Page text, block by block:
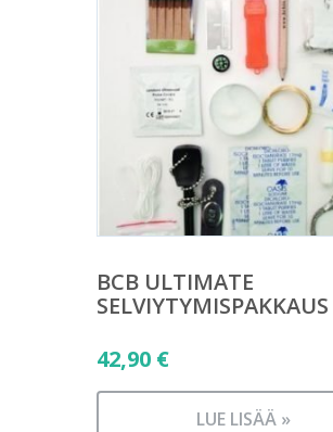
BCB ULTIMATE
SELVIYTYMISPAKKAUS
42,90 €
LUE LISÄÄ »